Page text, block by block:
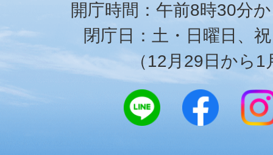
開庁時間：午前8時30分
閉庁日：土・日曜日、
（12月29日から1